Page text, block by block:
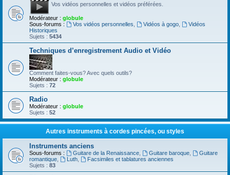
Vos vidéos personnelles et vidéos préférées.
Modérateur : globule
Sous-forums :
Vos vidéos personnelles Vidéos à gogo,
Vidéos
Historiques
Sujets : 5434
Techniques d’enregistrement Audio et Vidéo
Comment faites-vous? Avec quels outils?
Modérateur : globule
Sujets : 72
Radio
Modérateur : globule
Sujets : 52
Autres instruments à cordes pincées, ou styles
Instruments anciens
Sous-forums : Guitare de la Renaissance, Guitare baroque,
Guitare
romantique
Luth,
Facsimiles et tablatures anciennes
Sujets : 83